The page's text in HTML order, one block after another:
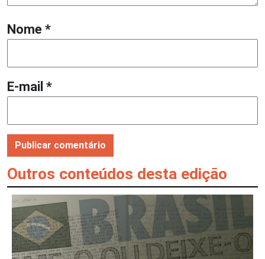
Nome *
E-mail *
Outros conteúdos desta edição